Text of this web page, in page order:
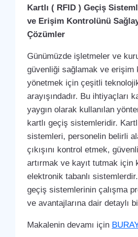
Kartlı ( RFID ) Geçiş
ve Erişim Kontrolünü
Çözümler
Günümüzde işletmeler ve
güvenliği sağlamak ve erişim
yönetmek için çeşitli
arayışındadır. Bu ihtiyaçları
yaygın olarak kullanılan
kartlı geçiş sistemleridir.
sistemleri, personelin belirli
çıkışını kontrol etmek,
artırmak ve kayıt tutmak için
elektronik tabanlı
geçiş sistemlerinin çalışma
ve avantajlarına dair detaylı
Makalenin devamı için